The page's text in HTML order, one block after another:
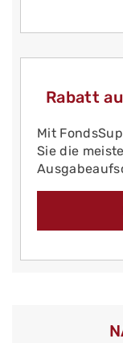
Rabatt
Mit
Sie die